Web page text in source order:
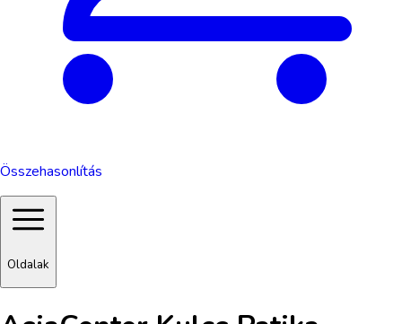
Összehasonlítás
Oldalak